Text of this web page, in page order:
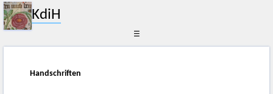
KdiH
☰
Handschriften